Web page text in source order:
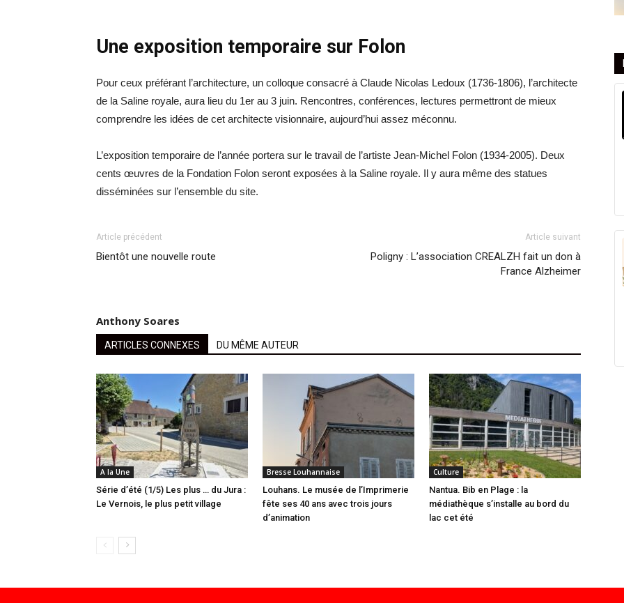
Une exposition temporaire sur Folon
Pour ceux préférant l’architecture, un colloque consacré à Claude Nicolas Ledoux (1736-1806), l’architecte
de la Saline royale, aura lieu du 1er au 3 juin. Rencontres, conférences, lectures permettront de mieux
comprendre les idées de cet architecte visionnaire, aujourd’hui assez méconnu.
L’exposition temporaire de l’année portera sur le travail de l’artiste Jean-Michel Folon (1934-2005). Deux
cents œuvres de la Fondation Folon seront exposées à la Saline royale. Il y aura même des statues
disséminées sur l’ensemble du site.
Article précédent
Bientôt une nouvelle route
Article suivant
Poligny : L’association CREALZH fait un don à
France Alzheimer
Anthony Soares
ARTICLES CONNEXES DU MÊME AUTEUR
A la Une
Série d’été (1/5) Les plus … du Jura :
Le Vernois, le plus petit village
Bresse Louhannaise
Louhans. Le musée de l’Imprimerie
fête ses 40 ans avec trois jours
d’animation
Culture
Nantua. Bib en Plage : la
médiathèque s’installe au bord du
lac cet été